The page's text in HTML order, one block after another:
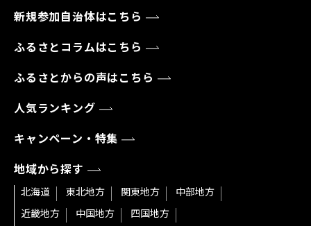
新規参加自治体はこちら
ふるさとコラムはこちら
ふるさとからの声はこちら
人気ランキング
キャンペーン・特集
地域から探す
北海道 東北地方 関東地方
中部地方
近畿地方
中国地方
四国地方